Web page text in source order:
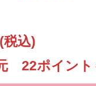
(税込)
22ポイント